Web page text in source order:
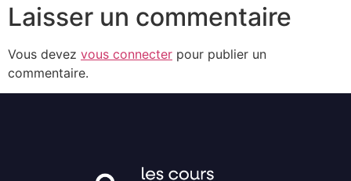
Laisser un commentaire
Vous devez vous connecter pour publier un
commentaire.